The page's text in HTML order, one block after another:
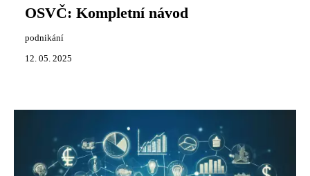
OSVČ: Kompletní návod
podnikání
12. 05. 2025